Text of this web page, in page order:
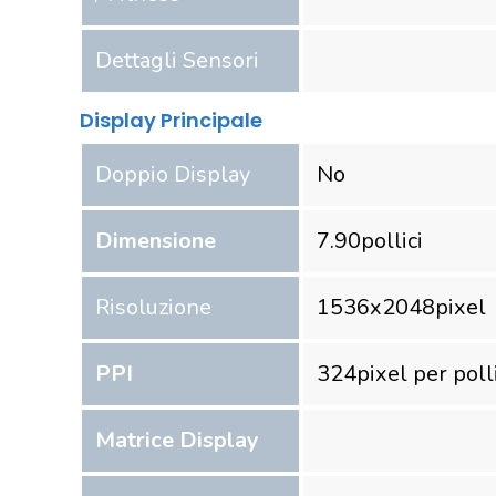
Dettagli Sensori
Display Principale
Doppio Display No
Dimensione 7.90pollici
Risoluzione 1536x2048pixel
PPI 324pixel per
Matrice Display